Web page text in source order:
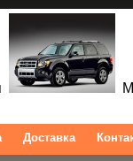
Доставка